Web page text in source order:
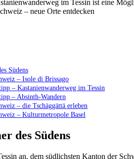
– neue Orte entdecken
Südens
– Isole di Brissago
– Kastanienwanderweg im Tessin
– Absinth-Wandern
– die Tschäggättä erleben
– Kulturmetropole Basel
des Südens
an, dem südlichsten Kanton der